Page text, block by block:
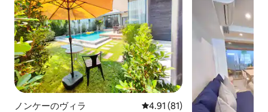
ノンケーのヴィラ レビュー81件、5つ星中4.91つ
4.91 (81)